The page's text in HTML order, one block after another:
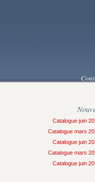
Catalogue juin
Catalogue mars
Catalogue juin
Catalogue mars
Catalogue juin